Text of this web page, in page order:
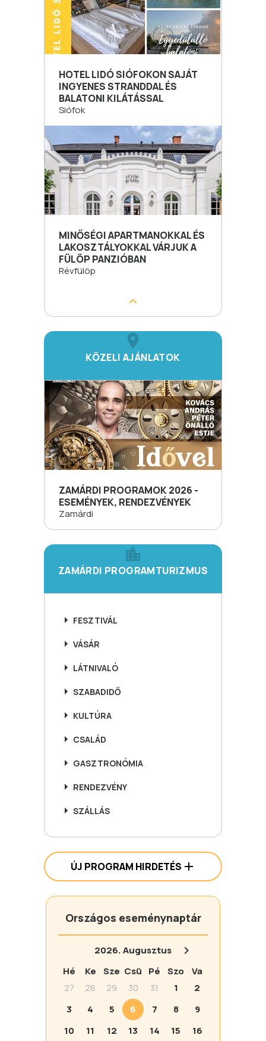
HOTEL LIDÓ SIÓFOKON SAJÁT
INGYENES STRANDDAL ÉS
BALATONI KILÁTÁSSAL
Siófok
MINŐSÉGI APARTMANOKKAL ÉS
LAKOSZTÁLYOKKAL VÁRJUK A
FÜLÖP PANZIÓBAN
Révfülöp
KÖZELI AJÁNLATOK
ZAMÁRDI PROGRAMOK 2026 -
ESEMÉNYEK, RENDEZVÉNYEK
Zamárdi
ZAMÁRDI PROGRAMTURIZMUS
FESZTIVÁL
VÁSÁR
LÁTNIVALÓ
SZABADIDŐ
KULTÚRA
CSALÁD
GASZTRONÓMIA
RENDEZVÉNY
SZÁLLÁS
ÚJ PROGRAM HIRDETÉS
Országos eseménynaptár
2026.Augusztus
Hé
Ke Sze Csü Pé Szo
Va
27
28 29 30 31 1
2
3
4 5 6 7 8
9
10
11 12 13 14 15 16